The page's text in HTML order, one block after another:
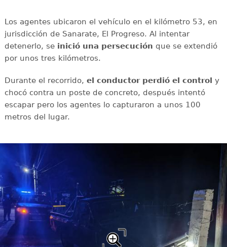
Los agentes ubicaron el vehículo en el kilómetro 53, en
jurisdicción de Sanarate, El Progreso. Al intentar
detenerlo, se inició una persecución que se extendió
por unos tres kilómetros.
Durante el recorrido, el conductor perdió el control y
chocó contra un poste de concreto, después intentó
escapar pero los agentes lo capturaron a unos 100
metros del lugar.